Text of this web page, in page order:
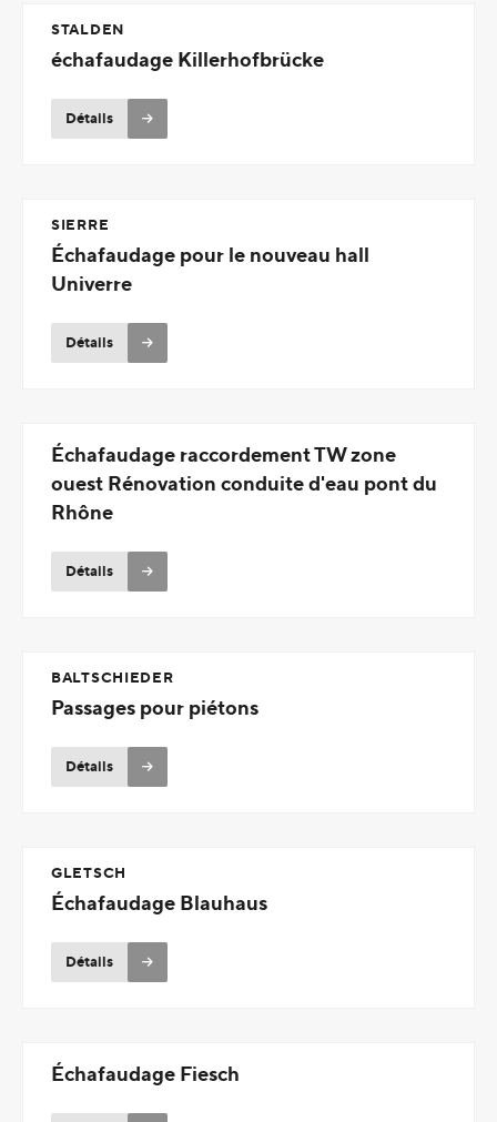
STALDEN
échafaudage Killerhofbrücke
Détails
SIERRE
Échafaudage pour le nouveau hall
Univerre
Détails
Échafaudage raccordement TW zone
ouest Rénovation conduite d'eau pont du
Rhône
Détails
BALTSCHIEDER
Passages pour piétons
Détails
GLETSCH
Échafaudage Blauhaus
Détails
Échafaudage Fiesch